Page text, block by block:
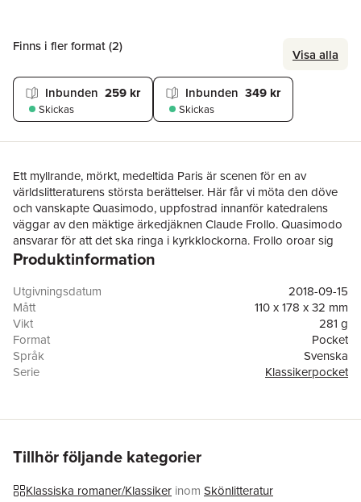
Finns i fler format (2)
Visa alla
Inbunden 259 kr
Skickas
Inbunden 349 kr
Skickas
Ett myllrande, mörkt, medeltida Paris är scenen för en av
världslitteraturens största berättelser. Här får vi möta den döve
och vanskapte Quasimodo, uppfostrad innanför katedralens
väggar av den mäktige ärkedjäknen Claude Frollo. Quasimodo
ansvarar för att det ska ringa i kyrkklockorna. Frollo oroar sig
för sin lillebror Jehan och försöker lära sig alkemins hemligheter.
utanför kyrkan. Förälskelsen drabbar dem båda ögonblickligen,
med samma förintande kraft. Detta blir inledningen på ett drama
som får ett crescendo som inte lämnar någon läsare oberörd.
IRingaren i Notre Dame
målar Victor Hugo (1802–1885) upp
skarpa kontraster. Mellan fattig och rik. Vackert och fult. Liv och
död. Det är en svidande uppgörelse med medeltidens
Produktinformation
Utgivningsdatum
2018-09-15
Mått
110 x 178 x 32 mm
Vikt
281 g
Format
Pocket
Språk
Svenska
Serie
Klassikerpocket
Förlag
Sjösala förlag AB
Översättare
Tillhör följande kategorier
Klassiska romaner/Klassiker inom Skönlitteratur